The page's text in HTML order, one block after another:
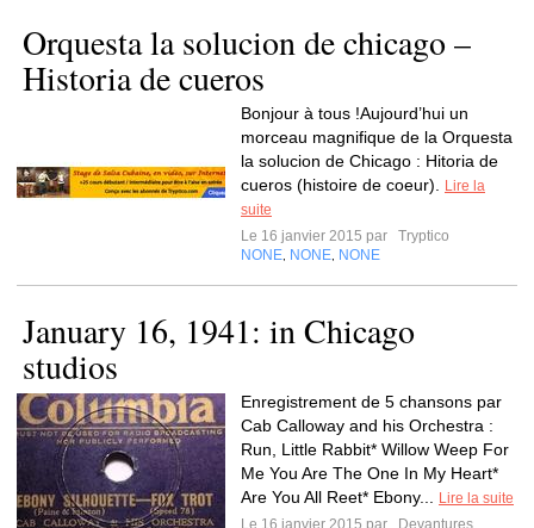
Orquesta la solucion de chicago –
Historia de cueros
Bonjour à tous !Aujourd’hui un
morceau magnifique de la Orquesta
la solucion de Chicago : Hitoria de
cueros (histoire de coeur).
Lire la
suite
Le 16 janvier 2015 par
Tryptico
NONE NONE NONE
January 16, 1941: in Chicago
studios
Enregistrement de 5 chansons par
Cab Calloway and his Orchestra :
Run, Little Rabbit* Willow Weep For
Me You Are The One In My Heart*
Are You All Reet* Ebony...
Lire la suite
Le 16 janvier 2015 par
Devantures